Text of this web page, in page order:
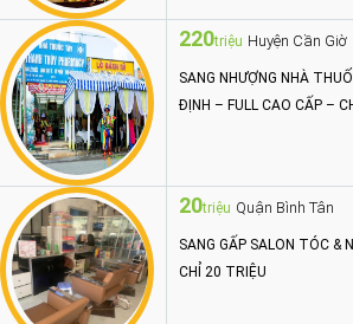
220triệu Huyện Cần Giờ
SANG NHƯỢNG NHÀ
ĐỊNH – FULL CAO CẤP –
20triệu Quận Bình Tân
SANG GẤP SALON TÓC &
CHỈ 20 TRIỆU